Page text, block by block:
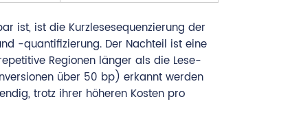
ist, ist die Kurzlesesequenzierung der
-quantifizierung. Der Nachteil ist eine
Regionen länger als die Lese-
über 50 bp) erkannt werden
trotz ihrer höheren Kosten pro